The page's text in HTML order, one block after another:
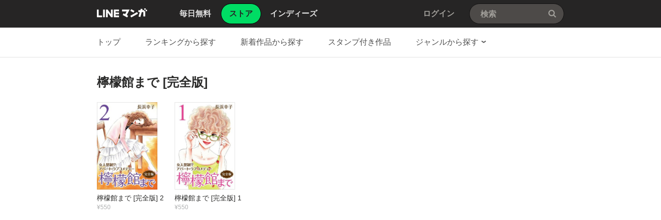
毎日無料 ストア インディーズ ログイン
トップ ランキングから探す 新着作品から探す スタンプ付き作品 ジャンルから探す
檸檬館まで [完全版]
檸檬館まで [完全版] 2
¥550
檸檬館まで [完全版] 1
¥550